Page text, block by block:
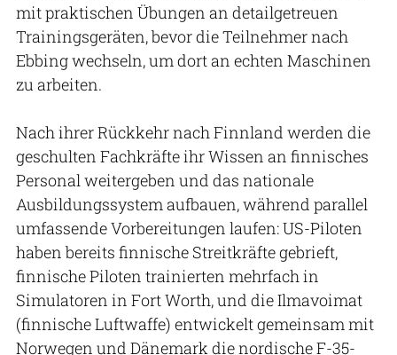
mit praktischen Übungen an detailgetreuen
Trainingsgeräten, bevor die Teilnehmer nach
Ebbing wechseln, um dort an echten Maschinen
zu arbeiten.
Nach ihrer Rückkehr nach Finnland werden die
geschulten Fachkräfte ihr Wissen an finnisches
Personal weitergeben und das nationale
Ausbildungssystem aufbauen, während parallel
umfassende Vorbereitungen laufen: US-Piloten
haben bereits finnische Streitkräfte gebrieft,
finnische Piloten trainierten mehrfach in
Simulatoren in Fort Worth, und die Ilmavoimat
(finnische Luftwaffe) entwickelt gemeinsam mit
Norwegen und Dänemark die nordische F-35-